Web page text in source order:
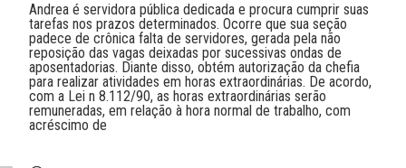
Andrea é servidora pública dedicada e procura cumprir suas
tarefas nos prazos determinados. Ocorre que sua seção
padece de crônica falta de servidores, gerada pela não
reposição das vagas deixadas por sucessivas ondas de
aposentadorias. Diante disso, obtém autorização da chefia
para realizar atividades em horas extraordinárias. De acordo,
com a Lei n 8.112/90, as horas extraordinárias serão
remuneradas, em relação à hora normal de trabalho, com
acréscimo de